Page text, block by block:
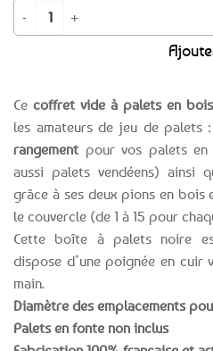
Ce coffret vide à palets en bois
les amateurs de jeu de palets
rangement pour vos palets
aussi palets vendéens) ainsi
grâce à ses deux pions en
le couvercle (de 1 à 15 pour
Cette boîte à palets noire
dispose d’une poignée en
main.
Diamètre des emplacements
Palets en fonte non inclus
quantité de Coffret à palets bretons